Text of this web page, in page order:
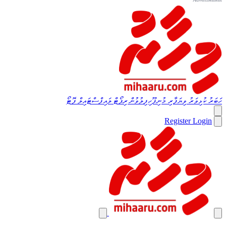
ހަބަރުކުޅިވަރު ވިޔަފާރި މުނިފޫހިފިލުވުންރިޕޯޓް ލައިފްސްޓައިލް ފޮޓޯ
RegisterLogin